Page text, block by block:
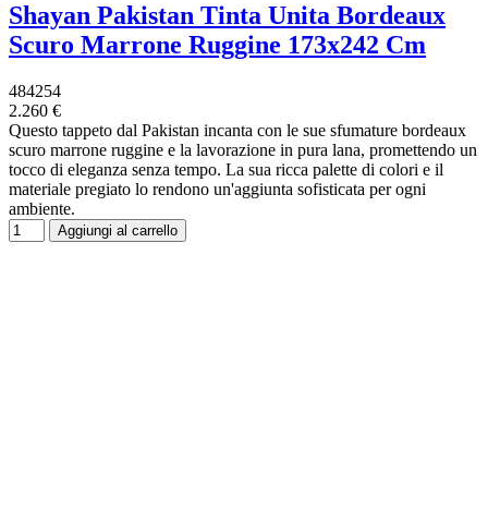
Shayan Pakistan Tinta Unita Bordeaux
Scuro Marrone Ruggine 173x242 Cm
484254
2.260 €
Questo tappeto dal Pakistan incanta con le sue sfumature bordeaux
scuro marrone ruggine e la lavorazione in pura lana, promettendo un
tocco di eleganza senza tempo. La sua ricca palette di colori e il
materiale pregiato lo rendono un'aggiunta sofisticata per ogni
ambiente.
Aggiungi al carrello